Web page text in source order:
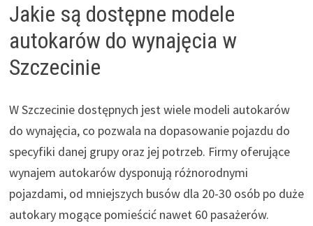
Jakie są dostępne modele
autokarów do wynajęcia w
Szczecinie
W Szczecinie dostępnych jest wiele modeli autokarów
do wynajęcia, co pozwala na dopasowanie pojazdu do
specyfiki danej grupy oraz jej potrzeb. Firmy oferujące
wynajem autokarów dysponują różnorodnymi
pojazdami, od mniejszych busów dla 20-30 osób po duże
autokary mogące pomieścić nawet 60 pasażerów.